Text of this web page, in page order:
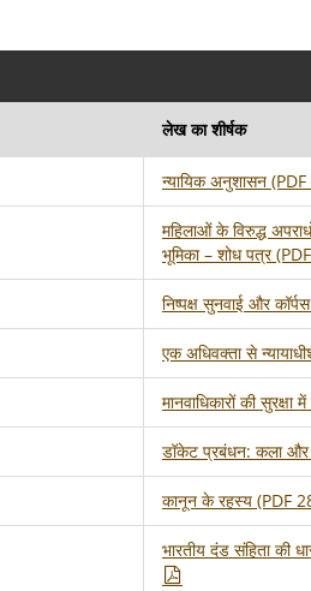
लेख का शीर्षक
न्यायिक अनुशासन
महिलाओं के विरुद्ध
भूमिका – शोध पत्र
निष्पक्ष सुनवाई और
एक अधिवक्ता से
मानवाधिकारों की
डॉकेट प्रबंधन: कला और
कानून के रहस्य (PDF
भारतीय दंड संहिता की